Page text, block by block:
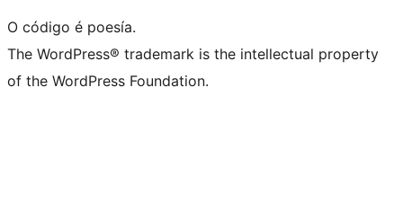
O código é poesía.
The WordPress® trademark is the intellectual property
of the WordPress Foundation.